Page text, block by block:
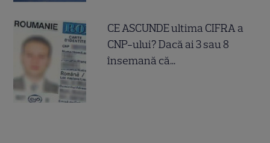
CE ASCUNDE ultima CIFRA a
CNP-ului? Dacă ai 3 sau 8
însemană că...